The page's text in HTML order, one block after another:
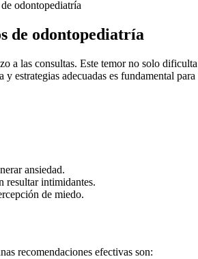
de odontopediatría
a las consultas. Este temor no solo
y estrategias adecuadas es fundamental
ansiedad.
resultar intimidantes.
de miedo.
recomendaciones efectivas son: